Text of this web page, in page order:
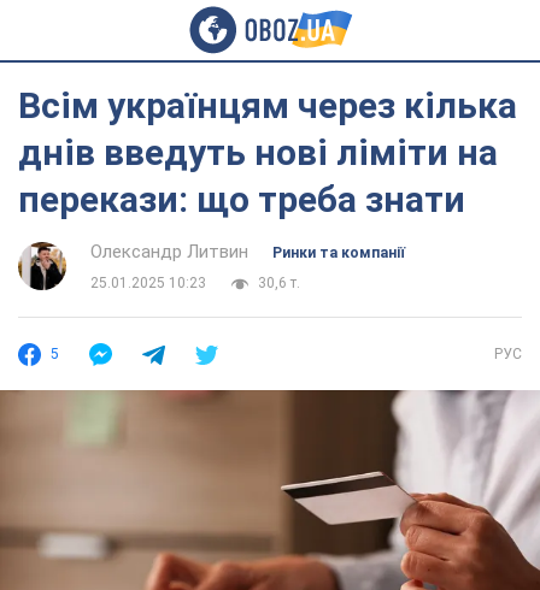
Всім українцям через кілька
днів введуть нові ліміти на
перекази: що треба знати
Олександр Литвин
Ринки та компанії
25.01.2025 10:23
30,6 т.
5 РУС